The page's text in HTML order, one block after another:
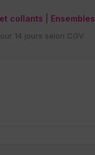
collants Ensembles
14 jours selon CGV